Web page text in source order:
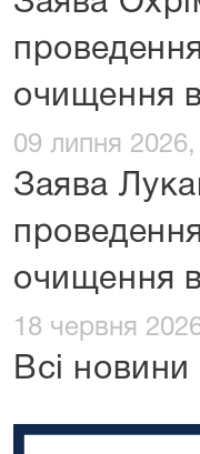
очищення
09 липня
Заява
очищення
18 червня
Всі новини